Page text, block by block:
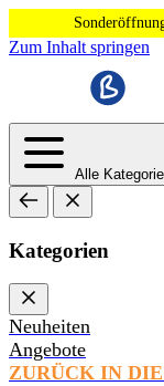
Zum Inhalt springen
Alle
Kategorien
Neuheiten
Angebote
ZURÜCK IN